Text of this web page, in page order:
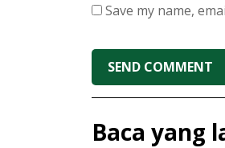
Save my name,
Baca yang